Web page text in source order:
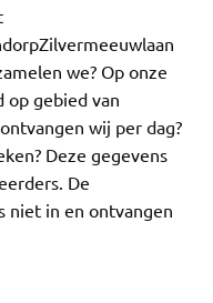
we? Op onze
op gebied van
wij per dag?
Deze gegevens
De
niet in en ontvangen